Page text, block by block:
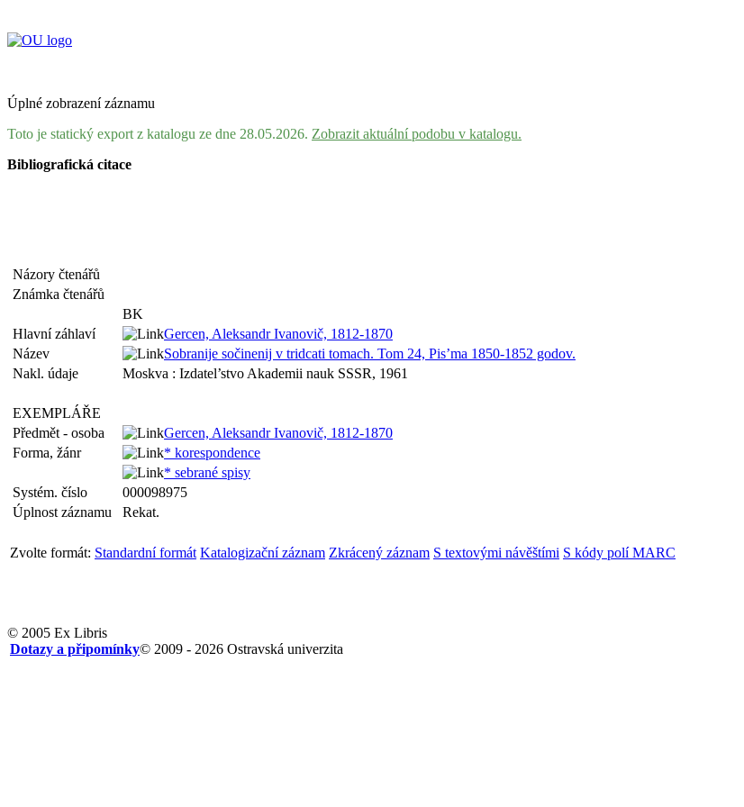
Úplné zobrazení záznamu
Toto je statický export z katalogu ze dne 28.05.2026. Zobrazit aktuální podobu v katalogu.
Bibliografická citace
Názory čtenářů
Známka čtenářů
BK
Hlavní záhlaví
Gercen, Aleksandr Ivanovič, 1812-1870
Název
Sobranije sočinenij v tridcati tomach. Tom 24, Pis’ma 1850-1852 godov.
Nakl. údaje
Moskva : Izdatel’stvo Akademii nauk SSSR, 1961
EXEMPLÁŘE
Předmět - osoba
Gercen, Aleksandr Ivanovič, 1812-1870
Forma, žánr
* korespondence
* sebrané spisy
Systém. číslo
000098975
Úplnost záznamu
Rekat.
Zvolte formát: Standardní formát Katalogizační záznam Zkrácený záznam S textovými návěštími S kódy polí MARC
© 2005 Ex Libris
© 2009 - 2026 Ostravská univerzita
Dotazy a připomínky